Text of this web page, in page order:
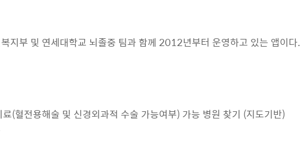
지부 및 연세대학교 뇌졸중 팀과 함께 2012년부터 운영하고 있는 앱이다.
(혈전용해술 및 신경외과적 수술 가능여부) 가능 병원 찾기 (지도기반)